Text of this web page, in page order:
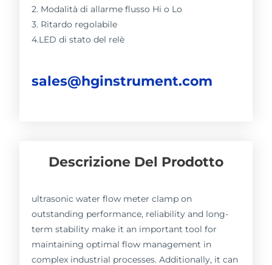
2. Modalità di allarme flusso Hi o Lo
3. Ritardo regolabile
4.LED di stato del relè
sales@hginstrument.com
Descrizione Del Prodotto
ultrasonic water flow meter clamp on
outstanding performance, reliability and long-
term stability make it an important tool for
maintaining optimal flow management in
complex industrial processes. Additionally, it can